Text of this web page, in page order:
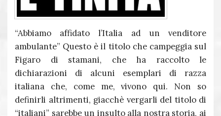
“Abbiamo affidato l’Italia ad un venditore
ambulante” Questo è il titolo che campeggia sul
Figaro di stamani, che ha raccolto le
dichiarazioni di alcuni esemplari di razza
italiana che, come me, vivono qui. Non so
definirli altrimenti, giacchè vergarli del titolo di
“italiani” sarebbe un insulto alla nostra storia, ai